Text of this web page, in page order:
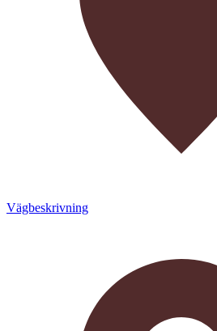
Vägbeskrivning